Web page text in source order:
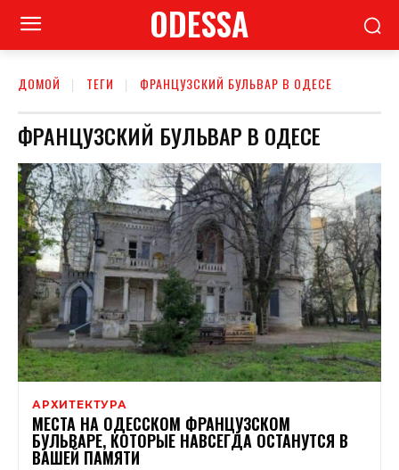
ODESSA
ДОМОЙ ТЕГИ ФРАНЦУЗСКИЙ БУЛЬВАР В ОДЕСЕ
ФРАНЦУЗСКИЙ БУЛЬВАР В ОДЕСЕ
АРХИТЕКТУРА
МЕСТА НА ОДЕССКОМ ФРАНЦУЗСКОМ
БУЛЬВАРЕ, КОТОРЫЕ НАВСЕГДА ОСТАНУТСЯ В
ВАШЕЙ ПАМЯТИ